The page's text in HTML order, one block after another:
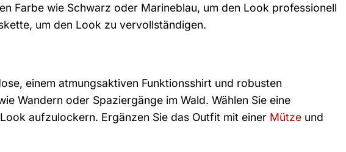
Farbe wie Schwarz oder Marineblau, um den Look professionell
um den Look zu vervollständigen.
einem atmungsaktiven Funktionsshirt und robusten
Wandern oder Spaziergänge im Wald. Wählen Sie eine
aufzulockern. Ergänzen Sie das Outfit mit einer Mütze und